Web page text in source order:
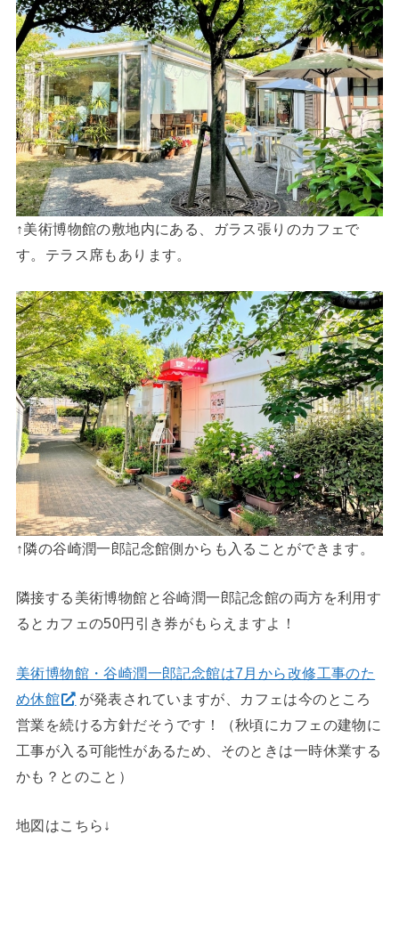
↑美術博物館の敷地内にある、ガラス張りのカフェで
す。テラス席もあります。
↑隣の谷崎潤一郎記念館側からも入ることができます。
隣接する美術博物館と谷崎潤一郎記念館の両方を利用す
るとカフェの50円引き券がもらえますよ！
美術博物館・谷崎潤一郎記念館は7月から改修工事のた
め休館
が発表されていますが、カフェは今のところ
営業を続ける方針だそうです！（秋頃にカフェの建物に
工事が入る可能性があるため、そのときは一時休業する
かも？とのこと）
地図はこちら↓